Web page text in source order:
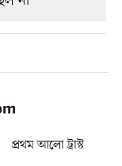
প্রথম আলো ট্রাস্ট